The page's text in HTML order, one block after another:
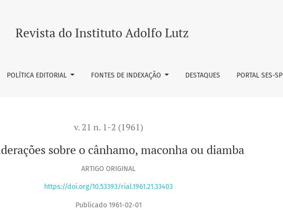
Revista do Instituto Adolfo Lutz
POLÍTICA EDITORIAL FONTES DE INDEXAÇÃO DESTAQUES PORTAL SES-SP
v. 21 n. 1-2 (1961)
sobre o cânhamo, maconha ou diamba
ARTIGO ORIGINAL
https://doi.org/10.53393/rial.1961.21.33403
Publicado 1961-02-01